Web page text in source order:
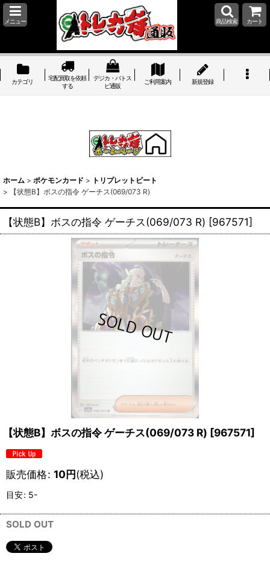
メニュー 商品検索 カート
カテゴリ
宅配買取を依頼
する
デジカ・バトス
ピ通販
ご利用案内 新規登録
ホーム > ポケモンカード > トリプレットビート
>
【状態B】ボスの指令 ゲーチス(069/073 R)
【状態B】ボスの指令 ゲーチス(069/073 R) [967571]
【状態B】ボスの指令 ゲーチス(069/073 R) [967571]
販売価格: 10円(税込)
目安: 5-
SOLD OUT